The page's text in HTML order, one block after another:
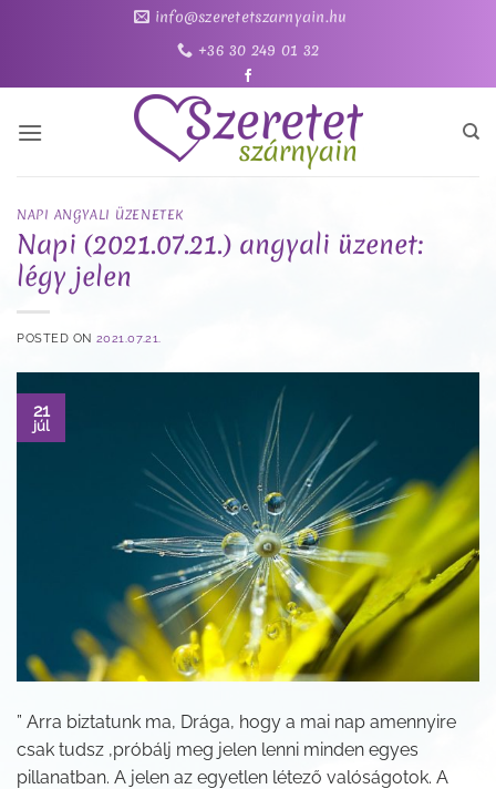
info@szeretetszarnyain.hu
+36 30 249 01 32
NAPI ANGYALI ÜZENETEK
Napi (2021.07.21.) angyali üzenet:
légy jelen
POSTED ON 2021.07.21.
21
júl
” Arra biztatunk ma, Drága, hogy a mai nap amennyire
csak tudsz ,próbálj meg jelen lenni minden egyes
pillanatban. A jelen az egyetlen létező valóságotok. A